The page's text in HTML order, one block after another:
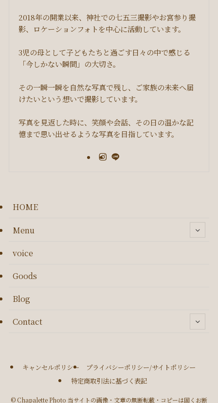
2018年の開業以来、神社での七五三撮影やお宮参り撮
影、ロケーションフォトを中心に活動しています。
3児の母として子どもたちと過ごす日々の中で感じる
「今しかない瞬間」の大切さ。
その一瞬一瞬を自然な写真で残し、ご家族の未来へ届
けたいという想いで撮影しています。
写真を見返した時に、笑顔や会話、その日の温かな記
憶まで思い出せるような写真を目指しています。
HOME
Menu
voice
Goods
Blog
Contact
キャンセルポリシー
プライバシーポリシー/サイトポリシー
特定商取引法に基づく表記
© Chapalette Photo 当サイトの画像・文章の無断転載・コピーは固くお断